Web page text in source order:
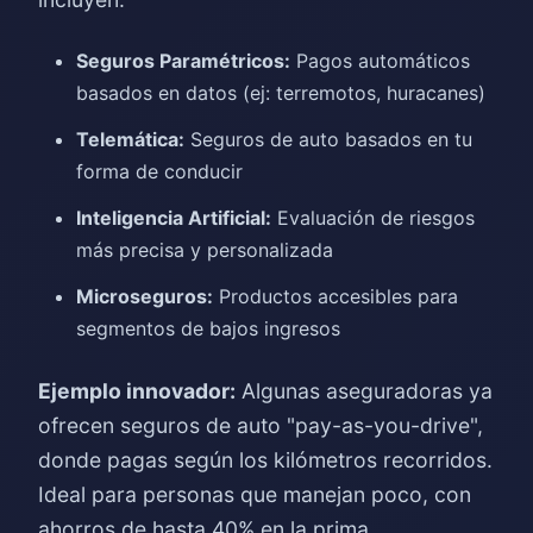
Seguros Paramétricos: Pagos automáticos
basados en datos (ej: terremotos, huracanes)
Telemática: Seguros de auto basados en tu
forma de conducir
Inteligencia Artificial: Evaluación de riesgos
más precisa y personalizada
Microseguros: Productos accesibles para
segmentos de bajos ingresos
Ejemplo innovador: Algunas aseguradoras ya
ofrecen seguros de auto "pay-as-you-drive",
donde pagas según los kilómetros recorridos.
Ideal para personas que manejan poco, con